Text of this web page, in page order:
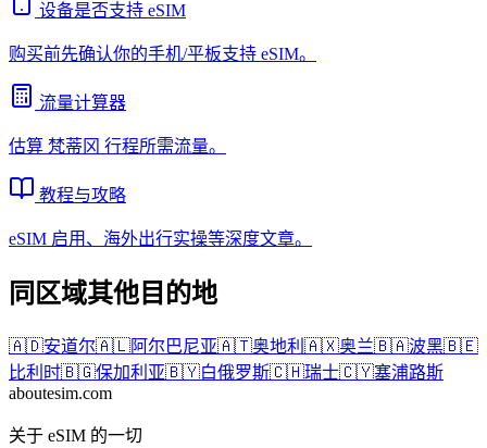
设备是否支持 eSIM
购买前先确认你的手机/平板支持 eSIM。
流量计算器
估算 梵蒂冈 行程所需流量。
教程与攻略
eSIM 启用、海外出行实操等深度文章。
同区域其他目的地
🇦🇩安道尔🇦🇱阿尔巴尼亚🇦🇹奥地利 🇦🇽奥兰🇧🇦波黑🇧🇪
比利时🇧🇬保加利亚🇧🇾白俄罗斯🇨🇭瑞士🇨🇾塞浦路斯
aboutesim.com
关于 eSIM 的一切